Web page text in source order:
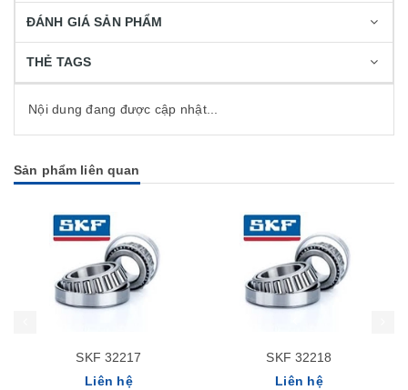
ĐÁNH GIÁ SẢN PHẨM
THẺ TAGS
Nội dung đang được cập nhật...
Sản phẩm liên quan
SKF 32217
Liên hệ
SKF 32218
Liên hệ